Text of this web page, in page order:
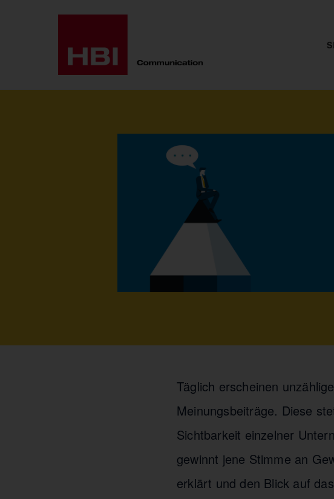
Täglich erscheinen
Meinungsbeiträge. Diese
Sichtbarkeit einzelner
gewinnt jene Stimme an
erklärt und den Blick auf